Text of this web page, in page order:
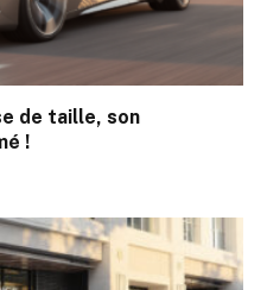
de taille, son
!